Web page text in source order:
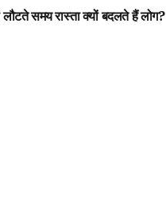
लौटते समय रास्ता क्यों बदलते हैं लोग?